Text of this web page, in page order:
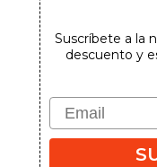
Suscríbete a la
descuento y
Email